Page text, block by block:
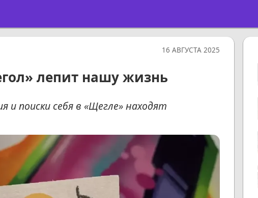
16 АВГУСТА 2025
лепит нашу жизнь
и поиски себя в «Щегле» находят